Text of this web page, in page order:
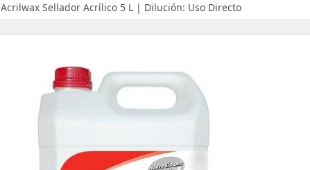
Acrilwax Sellador Acrílico 5 L | Dilución: Uso Directo